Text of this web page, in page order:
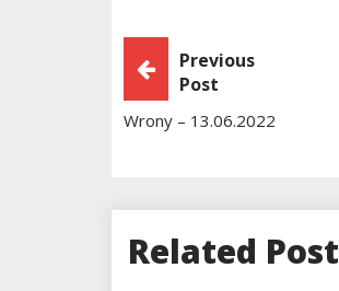
Nawigacja
Wpisu
Previous
Post
Wrony – 13.06.2022
Related Post